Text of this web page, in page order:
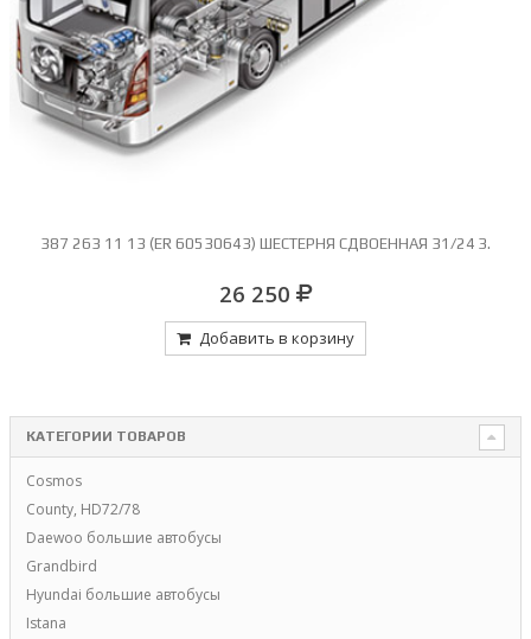
387 263 11 13 (ER 60530643) ШЕСТЕРНЯ СДВОЕННАЯ 31/24 З.
26 250
Добавить в корзину
КАТЕГОРИИ ТОВАРОВ
Cosmos
County, HD72/78
Daewoo большие автобусы
Grandbird
Hyundai большие автобусы
Istana